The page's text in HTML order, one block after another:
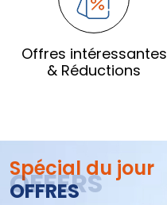
Offres intéressantes
& Réductions
Spécial du jour
OFFRES